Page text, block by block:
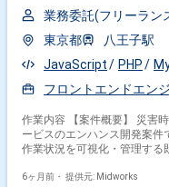
業務委託(フリーラン
東京都
八王子駅
JavaScript
PHP
フロントエンドエン
作業内容 【案件概要】 災害時における基地局復旧状況を管理するWEBサ
ービスのエンハンス開発案件です。 災害発生時の基地局や関
作業状況を可視化・管理する
び保守性向上を目的とした開発を進めます。 フ
6ヶ月前・ 提供元: Midworks